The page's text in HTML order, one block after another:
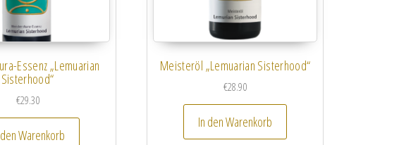
Essenz „Lemuarian
Sisterhood“
€29.30
Warenkorb
Meisteröl „Lemuarian Sisterhood“
€28.90
In den Warenkorb